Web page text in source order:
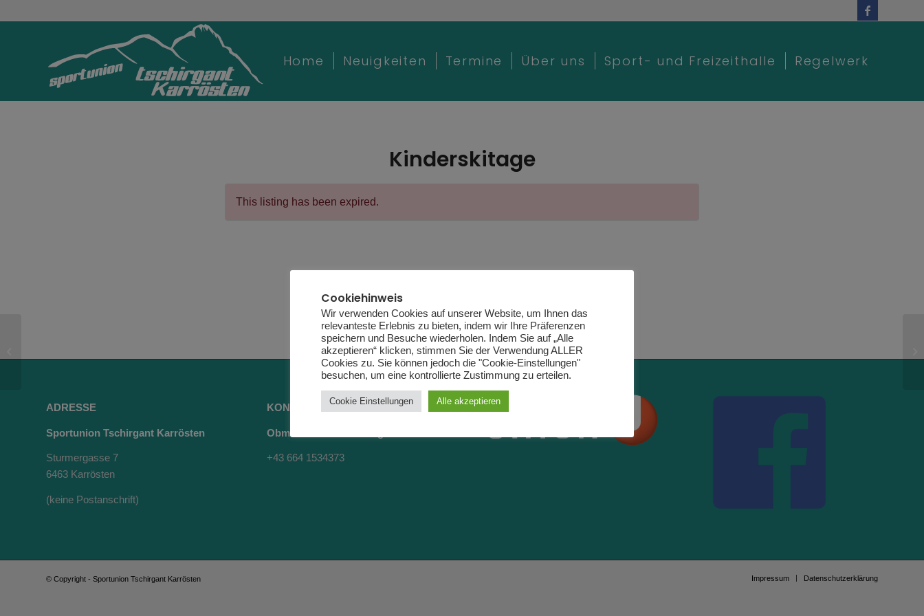
Home Neuigkeiten Termine Über uns Sport- und Freizeithalle Regelwerk
Kinderskitage
This listing has been expired.
ADRESSE
Sportunion Tschirgant Karrösten
Sturmergasse 7
6463 Karrösten
(keine Postanschrift)
KONTAKT
Obmann Roland Greinig
+43 664 1534373
© Copyright - Sportunion Tschirgant Karrösten Impressum Datenschutzerklärung
Cookiehinweis
Wir verwenden Cookies auf unserer Website, um Ihnen das
relevanteste Erlebnis zu bieten, indem wir Ihre Präferenzen
speichern und Besuche wiederholen. Indem Sie auf „Alle
akzeptieren“ klicken, stimmen Sie der Verwendung ALLER
Cookies zu. Sie können jedoch die "Cookie-Einstellungen"
besuchen, um eine kontrollierte Zustimmung zu erteilen.
Cookie Einstellungen Alle akzeptieren